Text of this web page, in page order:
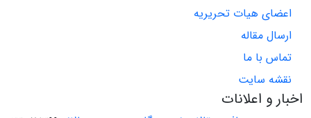
اعضای هیات تحریریه
ارسال مقاله
تماس با ما
نقشه سایت
اخبار و اعلانات